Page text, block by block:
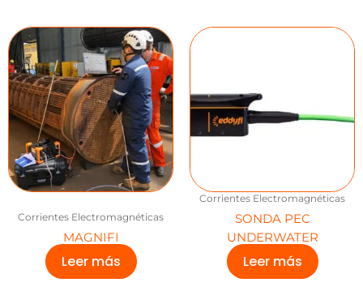
Corrientes Electromagnéticas
MAGNIFI
Leer más
Corrientes Electromagnéticas
SONDA PEC
UNDERWATER
Leer más